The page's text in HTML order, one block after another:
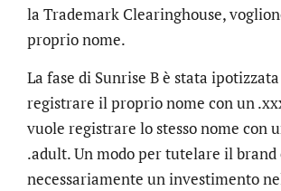
la Trademark Clearinghouse,
proprio nome.
La fase di Sunrise B è stata
registrare il proprio nome con un
vuole registrare lo stesso nome con
.adult. Un modo per tutelare il brand
necessariamente un investimento